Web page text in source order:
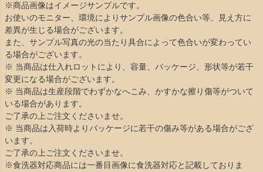
※商品画像はイメージサンプルです。
お使いのモニター、環境によりサンプル画像の色合い等、見え方に
差異が生じる場合がございます。
また、サンプル写真の光の当たり具合によって色合いが変わってい
る場合がございます。
※ 当商品は仕入れロットにより、容量、パッケージ、形状等が若干
変更になる場合がございます。
※ 当商品は生産段階でわずかなへこみ、かすかな擦り傷等がついて
いる場合があります。
ご了承の上ご注文くださいませ。
※ 当商品は入荷時よりパッケージに若干の傷み等がある場合がござ
います。
ご了承の上ご注文くださいませ。
※食洗器対応商品には一番目画像に食洗器対応と記載しておりま